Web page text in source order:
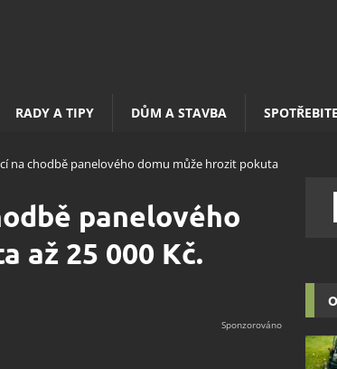
RADY A TIPY DŮM A STAVBA
na chodbě panelového domu může hrozit pokuta
panelového
až 25 000 Kč.